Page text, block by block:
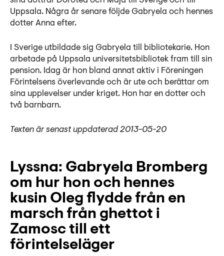
Uppsala. Några år senare följde Gabryela och hennes
dotter Anna efter.
I Sverige utbildade sig Gabryela till bibliotekarie. Hon
arbetade på Uppsala universitetsbibliotek fram till sin
pension. Idag är hon bland annat aktiv i Föreningen
Förintelsens överlevande och är ute och berättar om
sina upplevelser under kriget. Hon har en dotter och
två barnbarn.
Texten är senast uppdaterad 2013-05-20
Lyssna: Gabryela Bromberg
om hur hon och hennes
kusin Oleg flydde från en
marsch från ghettot i
Zamosc till ett
förintelseläger